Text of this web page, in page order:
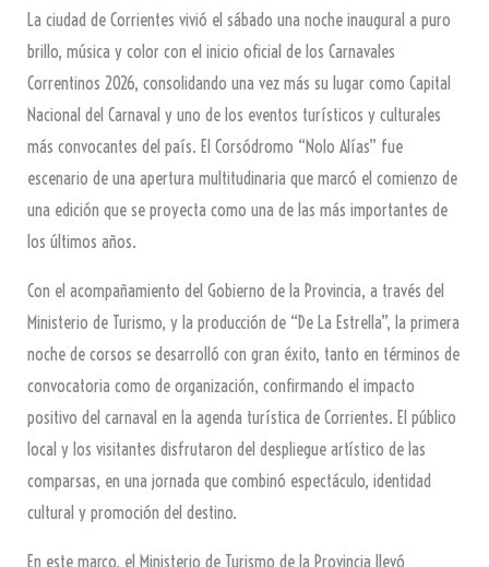
La ciudad de Corrientes vivió el sábado una noche inaugural a puro
brillo, música y color con el inicio oficial de los Carnavales
Correntinos 2026, consolidando una vez más su lugar como Capital
Nacional del Carnaval y uno de los eventos turísticos y culturales
más convocantes del país. El Corsódromo “Nolo Alías” fue
escenario de una apertura multitudinaria que marcó el comienzo de
una edición que se proyecta como una de las más importantes de
los últimos años.
Con el acompañamiento del Gobierno de la Provincia, a través del
Ministerio de Turismo, y la producción de “De La Estrella”, la primera
noche de corsos se desarrolló con gran éxito, tanto en términos de
convocatoria como de organización, confirmando el impacto
positivo del carnaval en la agenda turística de Corrientes. El público
local y los visitantes disfrutaron del despliegue artístico de las
comparsas, en una jornada que combinó espectáculo, identidad
cultural y promoción del destino.
En este marco, el Ministerio de Turismo de la Provincia llevó